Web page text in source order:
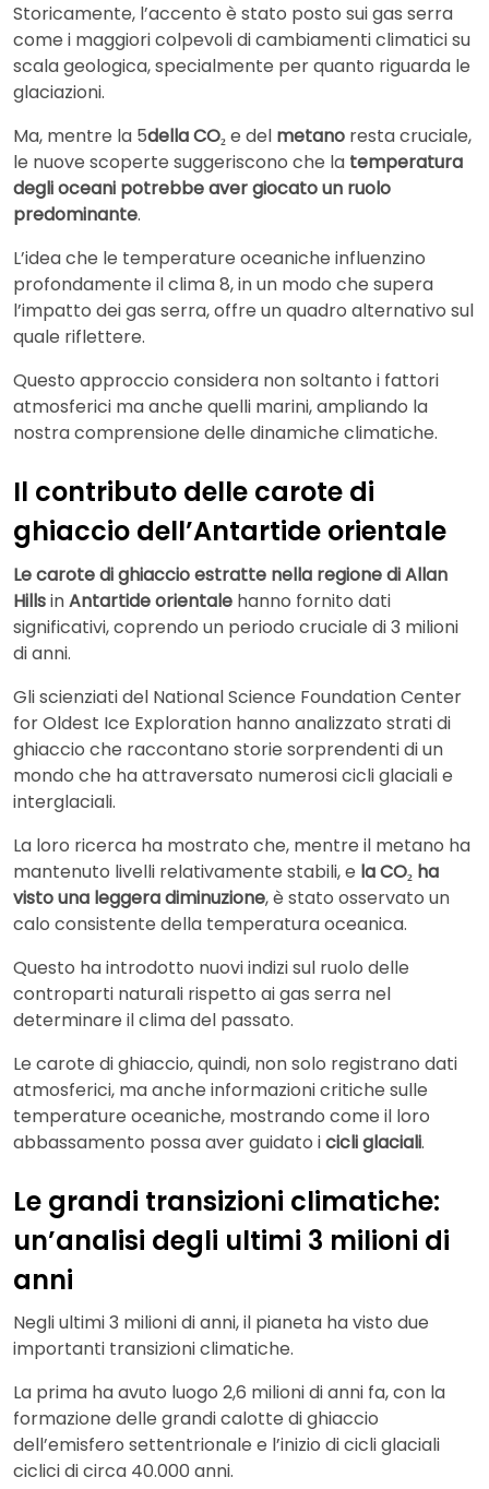
Storicamente, l’accento è stato posto sui gas serra
come i maggiori colpevoli di cambiamenti climatici su
scala geologica, specialmente per quanto riguarda le
glaciazioni.
Ma, mentre la 5della CO₂e del metano resta cruciale,
le nuove scoperte suggeriscono che la temperatura
degli oceani potrebbe aver giocato un ruolo
predominante.
L’idea che le temperature oceaniche influenzino
profondamente il clima 8, in un modo che supera
l’impatto dei gas serra, offre un quadro alternativo sul
quale riflettere.
Questo approccio considera non soltanto i fattori
atmosferici ma anche quelli marini, ampliando la
nostra comprensione delle dinamiche climatiche.
Il contributo delle carote di
ghiaccio dell’Antartide orientale
Le carote di ghiaccio estratte nella regione di Allan
HillsinAntartide orientale hanno fornito dati
significativi, coprendo un periodo cruciale di 3 milioni
di anni.
Gli scienziati del National Science Foundation Center
for Oldest Ice Exploration hanno analizzato strati di
ghiaccio che raccontano storie sorprendenti di un
mondo che ha attraversato numerosi cicli glaciali e
interglaciali.
La loro ricerca ha mostrato che, mentre il metano ha
mantenuto livelli relativamente stabili, e la CO₂ ha
visto una leggera diminuzione, è stato osservato un
calo consistente della temperatura oceanica.
Questo ha introdotto nuovi indizi sul ruolo delle
controparti naturali rispetto ai gas serra nel
determinare il clima del passato.
Le carote di ghiaccio, quindi, non solo registrano dati
atmosferici, ma anche informazioni critiche sulle
temperature oceaniche, mostrando come il loro
abbassamento possa aver guidato icicli glaciali.
Le grandi transizioni climatiche:
un’analisi degli ultimi 3 milioni di
anni
Negli ultimi 3 milioni di anni, il pianeta ha visto due
importanti transizioni climatiche.
La prima ha avuto luogo 2,6 milioni di anni fa, con la
formazione delle grandi calotte di ghiaccio
dell’emisfero settentrionale e l’inizio di cicli glaciali
ciclici di circa 40.000 anni.